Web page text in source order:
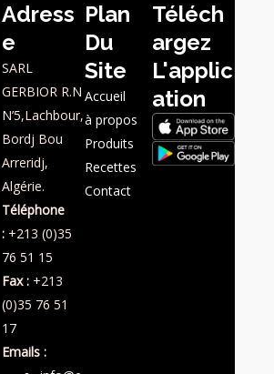
Adress
E
SARL
GERBIOR R.N
N’5,Lachbour,
Bordj Bou
Arreridj,
Algérie.
Téléphone
:+213 (0)35
76 51 15
Fax :+213
(0)35 76 51
17
Emails :
Plan
Du
Site
Accueil
à propos
Produits
Recettes
Contact
Téléch
Argez
L'applic
Ation